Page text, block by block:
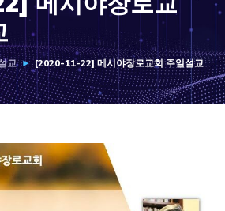
교 [2020-11-22] 메시야장로교회 주일설교